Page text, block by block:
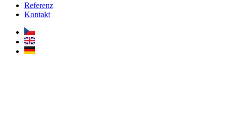
Referenz
Kontakt